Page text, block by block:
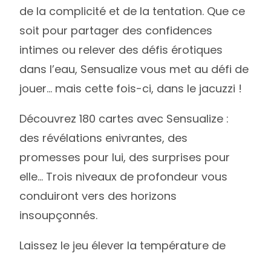
de la complicité et de la tentation. Que ce
soit pour partager des confidences
intimes ou relever des défis érotiques
dans l’eau, Sensualize vous met au défi de
jouer… mais cette fois-ci, dans le jacuzzi !
Découvrez 180 cartes avec Sensualize :
des révélations enivrantes, des
promesses pour lui, des surprises pour
elle… Trois niveaux de profondeur vous
conduiront vers des horizons
insoupçonnés.
Laissez le jeu élever la température de